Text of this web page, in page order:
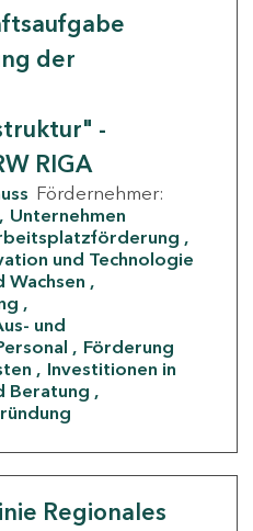
der
-
RIGA
Fördernehmer:
Unternehmen
und Technologie
Wachsen
und
Förderung
Investitionen in
Beratung
Regionales